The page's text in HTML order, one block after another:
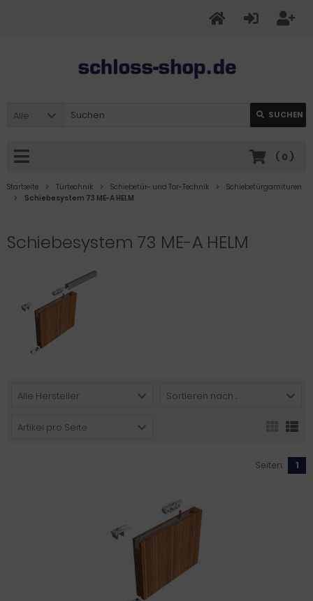
Alle SUCHEN
( 0 )
Startseite Türtechnik Schiebetür- und Tor-Technik
Schiebetürgarnituren
Schiebesystem 73 ME-A HELM
Schiebesystem 73 ME-A HELM
Alle Hersteller Sortieren nach ...
Artikel pro Seite
Seiten: 1